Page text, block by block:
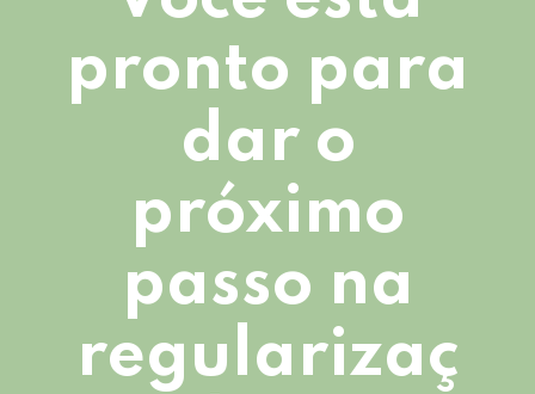
pronto para
dar o
próximo
passo na
regularizaç